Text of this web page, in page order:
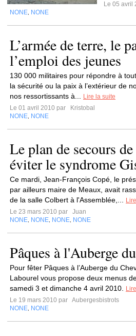
Le 05 avril
NONE NONE
L’armée de terre, le
l’emploi des jeunes
130 000 militaires pour répondre à
la sécurité ou la paix à l’extérieur de
nos ressortissants à...
Lire la suite
Le 01 avril 2010 par
Kristobal
NONE NONE
Le plan de secours
éviter le syndrome
Ce mardi, Jean-François Copé, le
par ailleurs maire de Meaux, avait
de la salle Colbert à l'Assemblée,...
Le 23 mars 2010 par
Juan
NONE NONE NONE NONE
Pâques à l'Auberge
Pour fêter Pâques à l’Auberge du
Labourel vous propose deux menus
samedi 3 et dimanche 4 avril 2010.
Le 19 mars 2010 par Aubergesbistrots
NONE NONE